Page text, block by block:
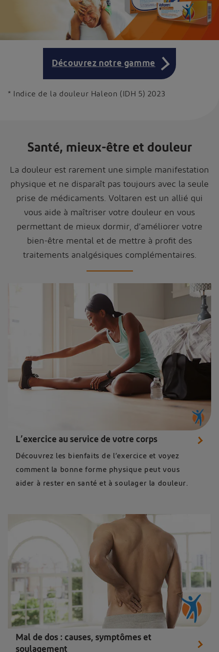
Découvrez notre gamme
* Indice de la douleur Haleon (IDH 5) 2023
Santé, mieux-être et douleur
La douleur est rarement une simple manifestation
physique et ne disparaît pas toujours avec la seule
prise de médicaments. Voltaren est un allié qui
vous aide à maîtriser votre douleur en vous
permettant de mieux dormir, d’améliorer votre
bien-être mental et de mettre à profit des
traitements analgésiques complémentaires.
L’exercice au service de votre corps
Découvrez les bienfaits de l’exercice et voyez
comment la bonne forme physique peut vous
aider à rester en santé et à soulager la douleur.
Mal de dos : causes, symptômes et
soulagement